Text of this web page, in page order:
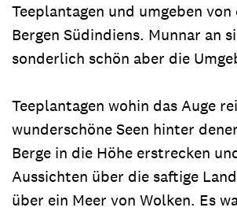
Teeplantagen und umgeben
Bergen Südindiens. Munnar an
sonderlich schön aber die
Teeplantagen wohin das Auge
wunderschöne Seen hinter
Berge in die Höhe erstrecken
Aussichten über die saftige
über ein Meer von Wolken. Es